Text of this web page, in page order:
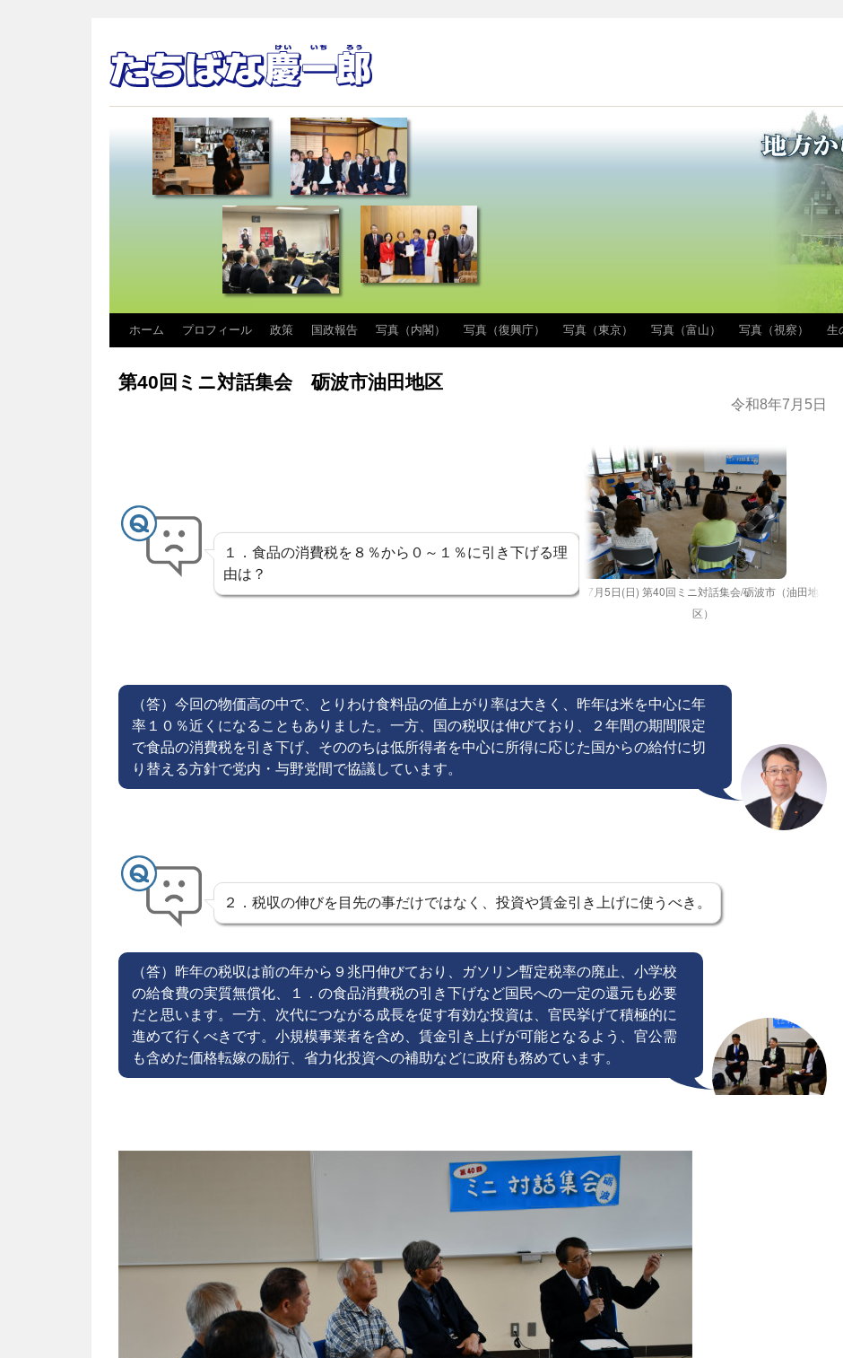
ス
ホーム プロフィール 政策 国政報告 写真（内閣） 写真（復興庁） 写真（東京） 写真（富山） 写真（視察） 生
第40回ミニ対話集会 砺波市油田地区
令和8年7月5日
１．食品の消費税を８％から０～１％に引き下げる理
由は？
7月5日(日) 第40回ミニ対話集会/砺波市（油田地
区）
（答）今回の物価高の中で、とりわけ食料品の値上がり率は大きく、昨年は米を中心に年
率１０％近くになることもありました。一方、国の税収は伸びており、２年間の期間限定
で食品の消費税を引き下げ、そののちは低所得者を中心に所得に応じた国からの給付に切
り替える方針で党内・与野党間で協議しています。
２．税収の伸びを目先の事だけではなく、投資や賃金引き上げに使うべき。
（答）昨年の税収は前の年から９兆円伸びており、ガソリン暫定税率の廃止、小学校
の給食費の実質無償化、１．の食品消費税の引き下げなど国民への一定の還元も必要
だと思います。一方、次代につながる成長を促す有効な投資は、官民挙げて積極的に
進めて行くべきです。小規模事業者を含め、賃金引き上げが可能となるよう、官公需
も含めた価格転嫁の励行、省力化投資への補助などに政府も務めています。